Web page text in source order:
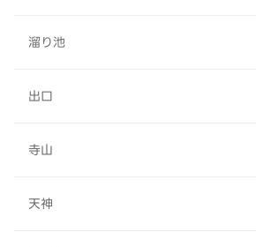
溜り池
出口
寺山
天神